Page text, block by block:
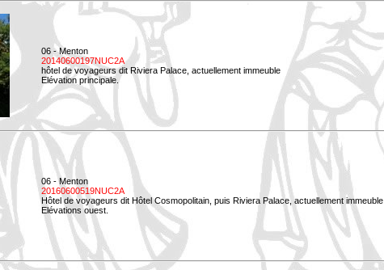
06 - Menton
20140600197NUC2A
hôtel de voyageurs dit Riviera Palace, actuellement immeuble
Elévation principale.
06 - Menton
20160600519NUC2A
Hôtel de voyageurs dit Hôtel Cosmopolitain, puis Riviera Palace, actuellement immeuble
Elévations ouest.